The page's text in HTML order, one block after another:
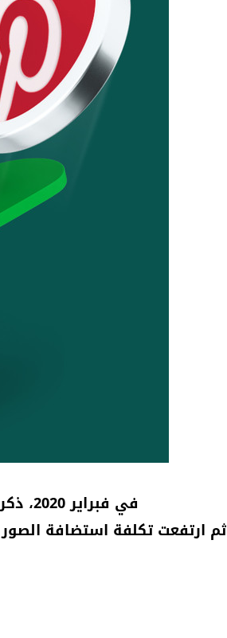
في فبراير 2020، ذكرت صحيفة Financial Times أن
ثم ارتفعت تكلفة استضافة الصور